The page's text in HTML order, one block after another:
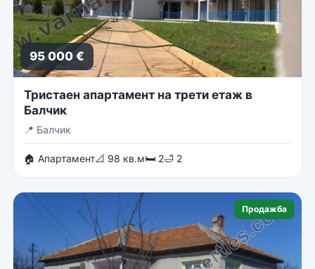
95 000 €
Тристаен апартамент на трети етаж в
Балчик
📍 Балчик
🏠 Апартамент📐 98 кв.м🛏 2🛁 2
Продажба